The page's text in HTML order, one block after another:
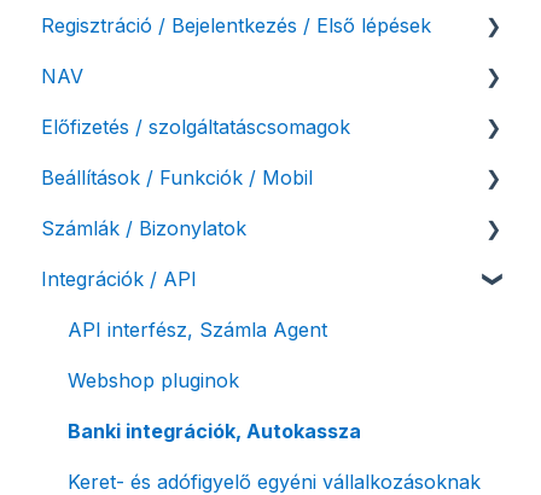
Regisztráció / Bejelentkezés / Első lépések
Felhasználó beállításai
Számlázási fiók kezdő beállításai, első lépések
NAV
NAV online adatszolgáltatás
Adóhatósági ellenőrzés adatszolgáltatás
NAV pénztárgép feladás (PTGSZLAH)
Számlaverzum
Előfizetés / szolgáltatáscsomagok
Szolgáltatáscsomag kiválasztása
Szolgáltatáscsomag módosítása
Fiók / felhasználó törlése
Díjfizetés / díjtartozás / korlátozás
Fizetési módok
Beállítások / Funkciók / Mobil
Számlakészítés
Mobilapplikáció / MostSzámlázz
Bejövő számlák és vevői fiók
Tömeges számlagenerálás
Tömeges-, és csoportos műveletek
Megbízott számlakibocsátás / Önszámlázás
Számlák / Bizonylatok
Sztornó-, és helyesbítő számla
Díjbekérő, szállítólevél
Előlegszámla, végszámla
E-számla
Nyugta / e-nyugta
Integrációk / API
API interfész, Számla Agent
Webshop pluginok
Banki integrációk, Autokassza
Keret- és adófigyelő egyéni vállalkozásoknak